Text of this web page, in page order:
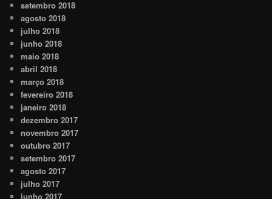
setembro 2018
agosto 2018
julho 2018
junho 2018
maio 2018
abril 2018
março 2018
fevereiro 2018
janeiro 2018
dezembro 2017
novembro 2017
outubro 2017
setembro 2017
agosto 2017
julho 2017
junho 2017